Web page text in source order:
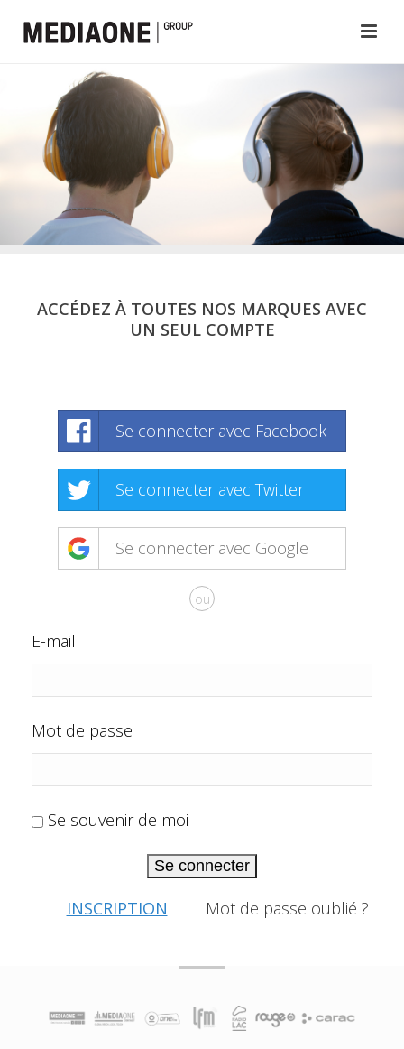
ACCÉDEZ À TOUTES NOS MARQUES AVEC
UN SEUL COMPTE
Se connecter avec Facebook
Se connecter avec Twitter
Se connecter avec Google
ou
E-mail
Mot de passe
Se souvenir de moi
Se connecter
INSCRIPTION Mot de passe oublié ?